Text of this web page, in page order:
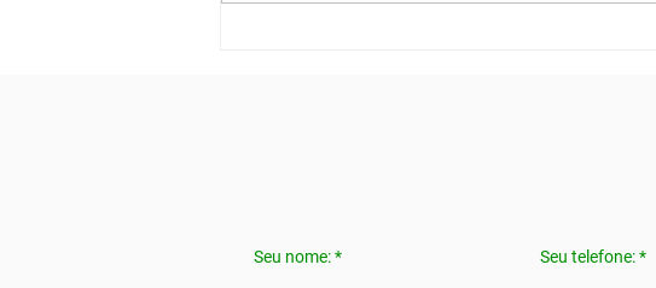
Seu nome: Seu telefone: